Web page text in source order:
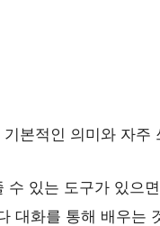
본적인 의미와 자주
수 있는 도구가 있으
대화를 통해 배우는